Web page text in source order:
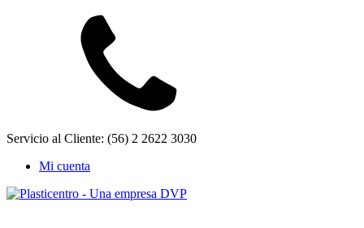
Servicio al Cliente: (56) 2 2622 3030
Mi cuenta